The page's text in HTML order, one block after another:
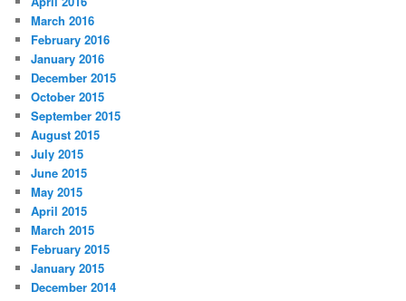
March 2016
February 2016
January 2016
December 2015
October 2015
September 2015
August 2015
July 2015
June 2015
May 2015
April 2015
March 2015
February 2015
January 2015
December 2014